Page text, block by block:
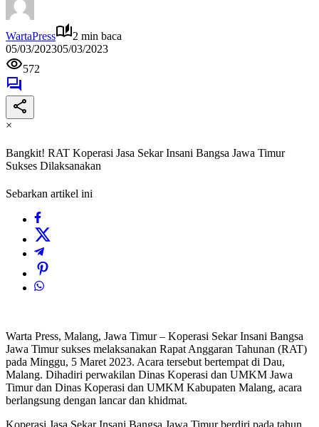
WartaPress
2 min baca
05/03/202305/03/2023
572
×
Bangkit! RAT Koperasi Jasa Sekar Insani Bangsa Jawa Timur
Sukses Dilaksanakan
Sebarkan artikel ini
Warta Press, Malang, Jawa Timur – Koperasi Sekar Insani Bangsa
Jawa Timur sukses melaksanakan Rapat Anggaran Tahunan (RAT)
pada Minggu, 5 Maret 2023. Acara tersebut bertempat di Dau,
Malang. Dihadiri perwakilan Dinas Koperasi dan UMKM Jawa
Timur dan Dinas Koperasi dan UMKM Kabupaten Malang, acara
berlangsung dengan lancar dan khidmat.